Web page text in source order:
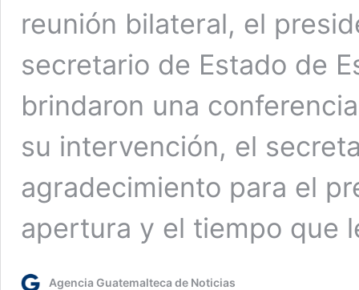
reunión bilateral, el
secretario de Estado de
brindaron una
su intervención, el
agradecimiento para el
apertura y el tiempo que
Agencia Guatemalteca de Noticias